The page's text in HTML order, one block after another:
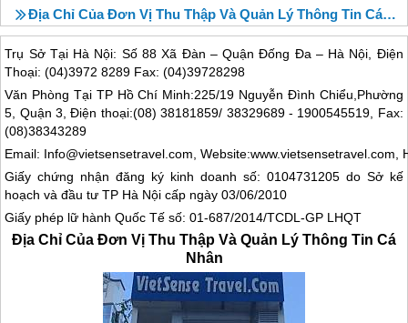
Địa Chỉ Của Đơn Vị Thu Thập Và Quản Lý Thông Tin Cá Nhân
Trụ Sở Tại Hà Nội: Số 88 Xã Đàn – Quận Đống Đa – Hà Nội, Điện
Thoại: (04)3972 8289 Fax: (04)39728298
Văn Phòng Tại TP Hồ Chí Minh:225/19 Nguyễn Đình Chiểu,Phường
5, Quận 3, Điện thoại:(08) 38181859/ 38329689 - 1900545519, Fax:
(08)38343289
Email: Info@vietsensetravel.com, Website:www.vietsensetravel.com,
Giấy chứng nhận đăng ký kinh doanh số: 0104731205 do Sở kế
hoạch và đầu tư TP Hà Nội cấp ngày 03/06/2010
Giấy phép lữ hành Quốc Tế số: 01-687/2014/TCDL-GP LHQT
Địa Chỉ Của Đơn Vị Thu Thập Và Quản Lý Thông Tin Cá
Nhân